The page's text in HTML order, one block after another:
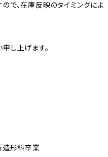
で、在庫反映のタイミングによ
し上げます。
形科卒業